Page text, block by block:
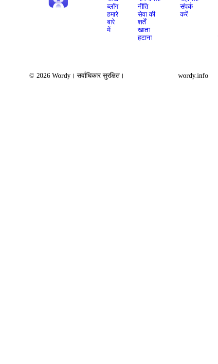
ब्लॉग
हमारे
बारे
में
नीति
सेवा की
शर्तें
खाता
हटाना
संपर्क
करें
© 2026 Wordy। सर्वाधिकार सुरक्षित। wordy.info